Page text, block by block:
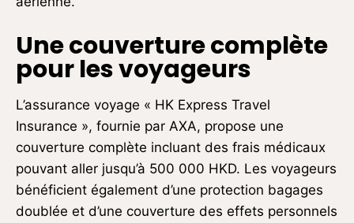
Une couverture complète
pour les voyageurs
L’assurance voyage « HK Express Travel
Insurance », fournie par AXA, propose une
couverture complète incluant des frais médicaux
pouvant aller jusqu’à 500 000 HKD. Les voyageurs
bénéficient également d’une protection bagages
doublée et d’une couverture des effets personnels